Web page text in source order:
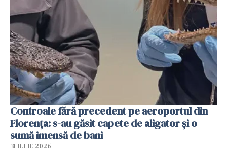
Controale fără precedent pe aeroportul din
Florența: s-au găsit capete de aligator și o
sumă imensă de bani
31 IULIE 2026